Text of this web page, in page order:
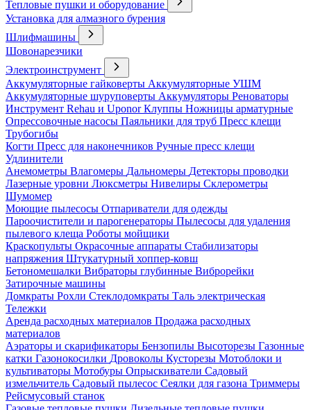
Тепловые пушки и оборудование
Установка для алмазного бурения
Шлифмашины
Шовонарезчики
Электроинструмент
Аккумуляторные гайковерты Аккумуляторные УШМ
Аккумуляторные шуруповерты Аккумуляторы Реноваторы
Инструмент Rehau и UponorКлуппы Ножницы арматурные
Опрессовочные насосы Паяльники для труб Пресс клещи
Трубогибы
Когти Пресс для наконечников Ручные пресс клещи
Удлинители
Анемометры Влагомеры Дальномеры Детекторы проводки
Лазерные уровни Люксметры Нивелиры Склерометры
Шумомер
Моющие пылесосы Отпариватели для одежды
Пароочистители и парогенераторы Пылесосы для удаления
пылевого клеща Роботы мойщики
Краскопульты Окрасочные аппараты Стабилизаторы
напряжения Штукатурный хоппер-ковш
Бетономешалки Вибраторы глубинные Виброрейки
Затирочные машины
Домкраты Рохли Стеклодомкраты Таль электрическая
Тележки
Аренда расходных материалов Продажа расходных
материалов
Аэраторы и скарификаторы Бензопилы Высоторезы Газонные
катки Газонокосилки Дровоколы Кусторезы Мотоблоки и
культиваторы Мотобуры Опрыскиватели Садовый
измельчитель Садовый пылесос Сеялки для газона Триммеры
Рейсмусовый станок